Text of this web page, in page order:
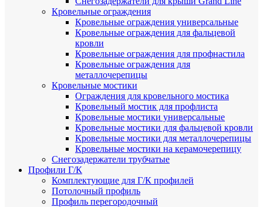
Кровельные ограждения
Кровельные ограждения универсальные
Кровельные ограждения для фальцевой
кровли
Кровельные ограждения для профнастила
Кровельные ограждения для
металлочерепицы
Кровельные мостики
Ограждения для кровельного мостика
Кровельный мостик для профлиста
Кровельные мостики универсальные
Кровельные мостики для фальцевой кровли
Кровельные мостики для металлочерепицы
Кровельные мостики на керамочерепицу
Снегозадержатели трубчатые
Профили Г/К
Комплектующие для Г/К профилей
Потолочный профиль
Профиль перегородочный